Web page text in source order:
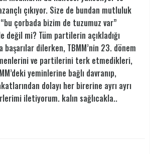
çıkıyor. Size de bundan mutluluk
çorbada bizim de tuzumuz var”
değil mi? Tüm partilerin açıkladığı
dilerken, TBMM’nin 23. dönem
ve partilerini terk etmedikleri,
yeminlerine bağlı davranıp,
dolayı her birerine ayrı ayrı
iletiyorum. kalın sağlıcakla..